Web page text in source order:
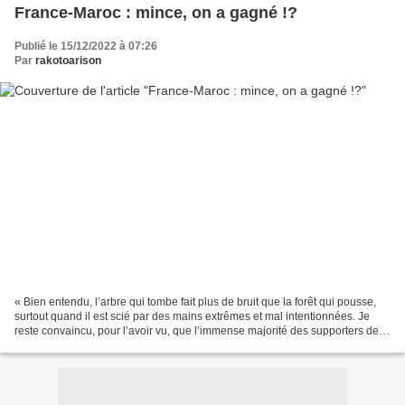
France-Maroc : mince, on a gagné !?
Publié le 15/12/2022 à 07:26
Par rakotoarison
« Bien entendu, l’arbre qui tombe fait plus de bruit que la forêt qui pousse,
surtout quand il est scié par des mains extrêmes et mal intentionnées. Je
reste convaincu, pour l’avoir vu, que l’immense majorité des supporters des